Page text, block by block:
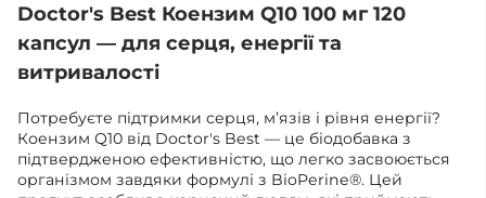
Doctor's Best Коензим Q10 100 мг 120
капсул — для серця, енергії та
витривалості
Потребуєте підтримки серця, м’язів і рівня енергії?
Коензим Q10 від Doctor's Best — це біодобавка з
підтвердженою ефективністю, що легко засвоюється
організмом завдяки формулі з BioPerine®. Цей